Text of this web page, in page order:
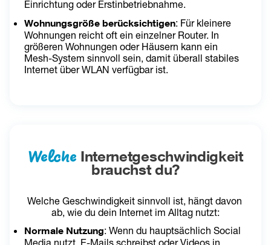
Einrichtung oder Erstinbetriebnahme.
Wohnungsgröße berücksichtigen: Für kleinere
Wohnungen reicht oft ein einzelner Router. In
größeren Wohnungen oder Häusern kann ein
Mesh-System sinnvoll sein, damit überall stabiles
Internet über WLAN verfügbar ist.
Welche Internetgeschwindigkeit
brauchst du?
Welche Geschwindigkeit sinnvoll ist, hängt davon
ab, wie du dein Internet im Alltag nutzt:
Normale Nutzung: Wenn du hauptsächlich Social
Media nutzt, E-Mails schreibst oder Videos in